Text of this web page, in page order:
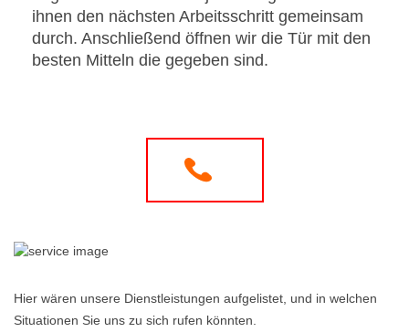
ihnen den nächsten Arbeitsschritt gemeinsam
durch. Anschließend öffnen wir die Tür mit den
besten Mitteln die gegeben sind.
Hier wären unsere Dienstleistungen aufgelistet, und in welchen
Situationen Sie uns zu sich rufen könnten.